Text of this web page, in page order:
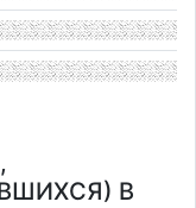
В